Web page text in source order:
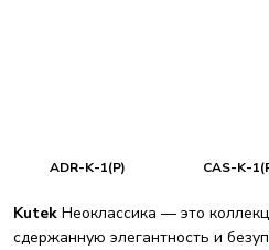
ADR-K-1(P) CAS-K-
Kutek Неоклассика — это
сдержанную элегантность и